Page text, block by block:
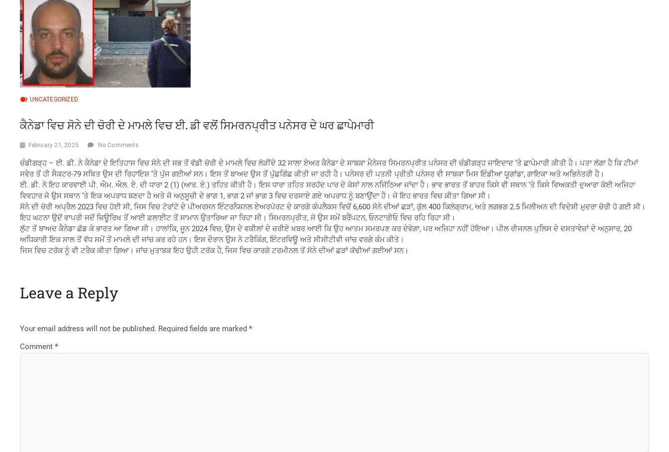
UNCATEGORIZED
ਕੈਨੇਡਾ ਵਿਚ ਸੋਨੇ ਦੀ ਚੋਰੀ ਦੇ ਮਾਮਲੇ ਵਿਚ ਈ. ਡੀ ਵਲੋਂ ਸਿਮਰਨਪ੍ਰੀਤ ਪਨੇਸਰ ਦੇ ਘਰ ਛਾਪੇਮਾਰੀ
February 21, 2025 No Comments
ਚੰਡੀਗੜ੍ਹ – ਈ. ਡੀ. ਨੇ ਕੈਨੇਡਾ ਦੇ ਇਤਿਹਾਸ ਵਿਚ ਸੋਨੇ ਦੀ ਸਭ ਤੋਂ ਵੱਡੀ ਚੋਰੀ ਦੇ ਮਾਮਲੇ ਵਿਚ ਲੋੜੀਂਦੇ 32 ਸਾਲਾ ਏਅਰ ਕੈਨੇਡਾ ਦੇ ਸਾਬਕਾ ਮੈਨੇਜਰ ਸਿਮਰਨਪ੍ਰੀਤ ਪਨੇਸਰ ਦੀ ਚੰਡੀਗੜ੍ਹ ਜਾਇਦਾਦ ’ਤੇ ਛਾਪੇਮਾਰੀ ਕੀਤੀ ਹੈ। ਪਤਾ ਲੱਗਾ ਹੈ ਕਿ ਟੀਮਾਂ
ਸਵੇਰ ਤੋਂ ਹੀ ਸੈਕਟਰ-79 ਸਥਿਤ ਉਸ ਦੀ ਰਿਹਾਇਸ਼ ’ਤੇ ਪੁੱਜ ਗਈਆਂ ਸਨ। ਇਸ ਤੋਂ ਬਾਅਦ ਉਸ ਤੋਂ ਪੁੱਛਗਿੱਛ ਕੀਤੀ ਜਾ ਰਹੀ ਹੈ। ਪਨੇਸਰ ਦੀ ਪਤਨੀ ਪ੍ਰੀਤੀ ਪਨੇਸਰ ਵੀ ਸਾਬਕਾ ਮਿਸ ਇੰਡੀਆ ਯੂਗਾਂਡਾ, ਗਾਇਕਾ ਅਤੇ ਅਭਿਨੇਤਰੀ ਹੈ।
ਈ. ਡੀ. ਨੇ ਇਹ ਕਾਰਵਾਈ ਪੀ. ਐਮ. ਐਲ. ਏ. ਦੀ ਧਾਰਾ 2 (1) (ਆਰ. ਏ.) ਤਹਿਤ ਕੀਤੀ ਹੈ। ਇਸ ਧਾਰਾ ਤਹਿਤ ਸਰਹੱਦ ਪਾਰ ਦੇ ਕੇਸਾਂ ਨਾਲ ਨਜਿੱਠਿਆ ਜਾਂਦਾ ਹੈ। ਭਾਵ ਭਾਰਤ ਤੋਂ ਬਾਹਰ ਕਿਸੇ ਵੀ ਸਥਾਨ ’ਤੇ ਕਿਸੇ ਵਿਅਕਤੀ ਦੁਆਰਾ ਕੋਈ ਅਜਿਹਾ
ਵਿਵਹਾਰ ਜੋ ਉਸ ਸਥਾਨ ’ਤੇ ਇਕ ਅਪਰਾਧ ਬਣਦਾ ਹੈ ਅਤੇ ਜੋ ਅਨੁਸੂਚੀ ਦੇ ਭਾਗ 1, ਭਾਗ 2 ਜਾਂ ਭਾਗ 3 ਵਿਚ ਦਰਸਾਏ ਗਏ ਅਪਰਾਧ ਨੂੰ ਬਣਾਉਂਦਾ ਹੈ। ਜੇ ਇਹ ਭਾਰਤ ਵਿਚ ਕੀਤਾ ਗਿਆ ਸੀ।
ਸੋਨੇ ਦੀ ਚੋਰੀ ਅਪ੍ਰੈਲ 2023 ਵਿਚ ਹੋਈ ਸੀ, ਜਿਸ ਵਿਚ ਟੋਰਾਂਟੋ ਦੇ ਪੀਅਰਸਨ ਇੰਟਰਨੈਸ਼ਨਲ ਏਅਰਪੋਰਟ ਦੇ ਕਾਰਗੋ ਕੰਪਲੈਕਸ ਵਿਚੋਂ 6,600 ਸੋਨੇ ਦੀਆਂ ਛੜਾਂ, ਕੁੱਲ 400 ਕਿਲੋਗ੍ਰਾਮ, ਅਤੇ ਲਗਭਗ 2.5 ਮਿਲੀਅਨ ਦੀ ਵਿਦੇਸ਼ੀ ਮੁਦਰਾ ਚੋਰੀ ਹੋ ਗਈ ਸੀ।
ਇਹ ਘਟਨਾ ਉਦੋਂ ਵਾਪਰੀ ਜਦੋਂ ਜ਼ਿਊਰਿਖ ਤੋਂ ਆਈ ਫ਼ਲਾਈਟ ਤੋਂ ਸਾਮਾਨ ਉਤਾਰਿਆ ਜਾ ਰਿਹਾ ਸੀ। ਸਿਮਰਨਪ੍ਰੀਤ, ਜੋ ਉਸ ਸਮੇਂ ਬਰੈਂਪਟਨ, ਓਨਟਾਰੀਓ ਵਿਚ ਰਹਿ ਰਿਹਾ ਸੀ।
ਲੁੱਟ ਤੋਂ ਬਾਅਦ ਕੈਨੇਡਾ ਛੱਡ ਕੇ ਭਾਰਤ ਆ ਗਿਆ ਸੀ। ਹਾਲਾਂਕਿ, ਜੂਨ 2024 ਵਿਚ, ਉਸ ਦੇ ਵਕੀਲਾਂ ਦੇ ਜ਼ਰੀਏ ਖ਼ਬਰ ਆਈ ਕਿ ਉਹ ਆਤਮ ਸਮਰਪਣ ਕਰ ਦੇਵੇਗਾ, ਪਰ ਅਜਿਹਾ ਨਹੀਂ ਹੋਇਆ। ਪੀਲ ਰੀਜਨਲ ਪੁਲਿਸ ਦੇ ਦਸਤਾਵੇਜ਼ਾਂ ਦੇ ਅਨੁਸਾਰ, 20
ਅਧਿਕਾਰੀ ਇਕ ਸਾਲ ਤੋਂ ਵੱਧ ਸਮੇਂ ਤੋਂ ਮਾਮਲੇ ਦੀ ਜਾਂਚ ਕਰ ਰਹੇ ਹਨ। ਇਸ ਦੌਰਾਨ ਉਸ ਨੇ ਟਰੈਕਿੰਗ, ਇੰਟਰਵਿਊ ਅਤੇ ਸੀਸੀਟੀਵੀ ਜਾਂਚ ਵਰਗੇ ਕੰਮ ਕੀਤੇ।
ਜਿਸ ਵਿਚ ਟਰੱਕ ਨੂੰ ਵੀ ਟਰੈਕ ਕੀਤਾ ਗਿਆ। ਜਾਂਚ ਮੁਤਾਬਕ ਇਹ ਉਹੀ ਟਰੱਕ ਹੈ, ਜਿਸ ਵਿਚ ਕਾਰਗੋ ਟਰਮੀਨਲ ਤੋਂ ਸੋਨੇ ਦੀਆਂ ਛੜਾਂ ਕੱਢੀਆਂ ਗਈਆਂ ਸਨ।
Leave a Reply
Your email address will not be published. Required fields are marked*
Comment*